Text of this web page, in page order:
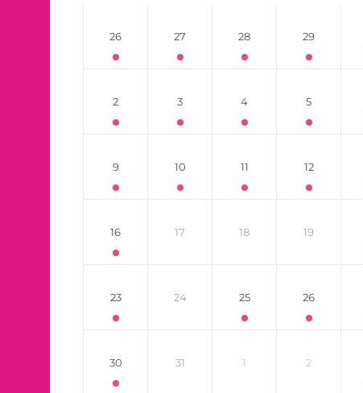
26 27 28 29
2 3 4 5
9 10 11 12
16 17 18 19
23 24 25 26
30 31 1 2